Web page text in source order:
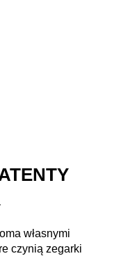
własnymi
czynią zegarki